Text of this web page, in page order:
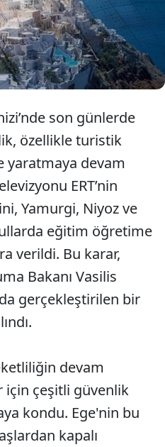
dört tanesinde eğitim
tatil edildi
son günlerde
özellikle turistik
yaratmaya devam
ERT’nin
Yamurgi, Niyoz ve
eğitim öğretime
verildi. Bu karar,
Bakanı Vasilis
gerçekleştirilen bir
devam
için çeşitli güvenlik
kondu. Ege'nin bu
kapalı